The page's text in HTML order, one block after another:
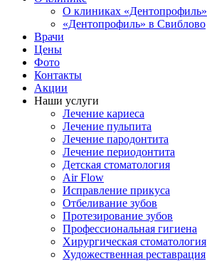
О клиниках «Дентопрофиль»
«Дентопрофиль» в Свиблово
Врачи
Цены
Фото
Контакты
Акции
Наши услуги
Лечение кариеса
Лечение пульпита
Лечение пародонтита
Лечение периодонтита
Детская стоматология
Air Flow
Исправление прикуса
Отбеливание зубов
Протезирование зубов
Профессиональная гигиена
Хирургическая стоматология
Художественная реставрация